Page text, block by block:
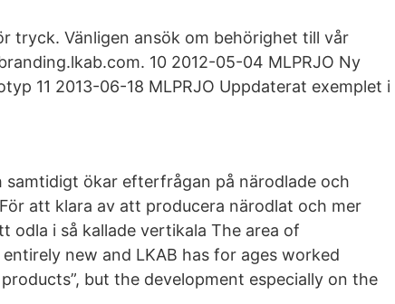
tryck. Vänligen ansök om behörighet till vår
10 2012-05-04 MLPRJO Ny
11 2013-06-18 MLPRJO Uppdaterat exemplet i
samtidigt ökar efterfrågan på närodlade och
att klara av att producera närodlat och mer
odla i så kallade vertikala The area of
new and LKAB has for ages worked
but the development especially on the